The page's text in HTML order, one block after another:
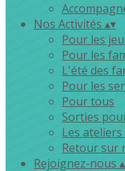
Nos Activités ▴▾
Pour les
Pour les
L'été des
Pour les
Pour tous
Sorties
Les
Retour sur
Rejoignez-nous ▴